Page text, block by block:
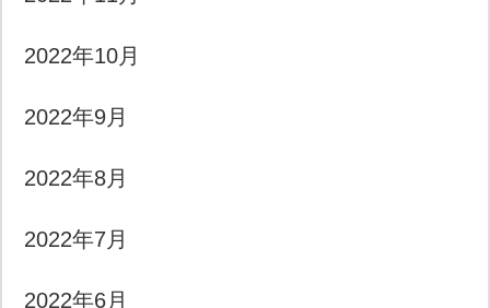
2022年10月
2022年9月
2022年8月
2022年7月
2022年6月